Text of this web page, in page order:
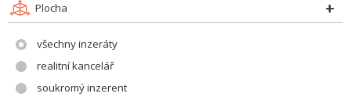
Plocha
všechny inzeráty
realitní kancelář
soukromý inzerent